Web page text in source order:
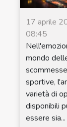
17 aprile
08:45
mondo
scommesse
sportive,
varietà di
disponibili
essere sia...